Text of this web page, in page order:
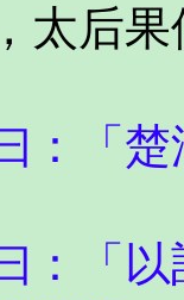
太后
：「
：「